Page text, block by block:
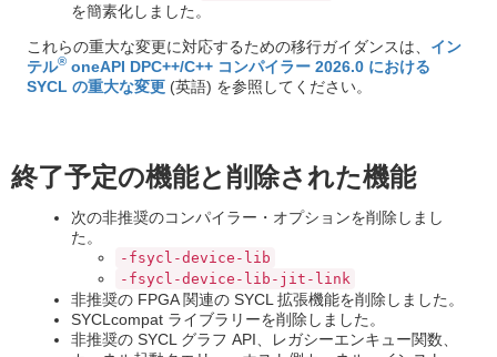
を簡素化しました。
これらの重大な変更に対応するための移行ガイダンスは、 イン
テル® oneAPI DPC++/C++ コンパイラー 2026.0 における
SYCL の重大な変更 (英語) を参照してください。
終了予定の機能と削除された機能
次の非推奨のコンパイラー・オプションを削除しまし
た。
-fsycl-device-lib
-fsycl-device-lib-jit-link
非推奨の FPGA 関連の SYCL 拡張機能を削除しました。
SYCLcompat ライブラリーを削除しました。
非推奨の SYCL グラフ API、レガシーエンキュー関数、